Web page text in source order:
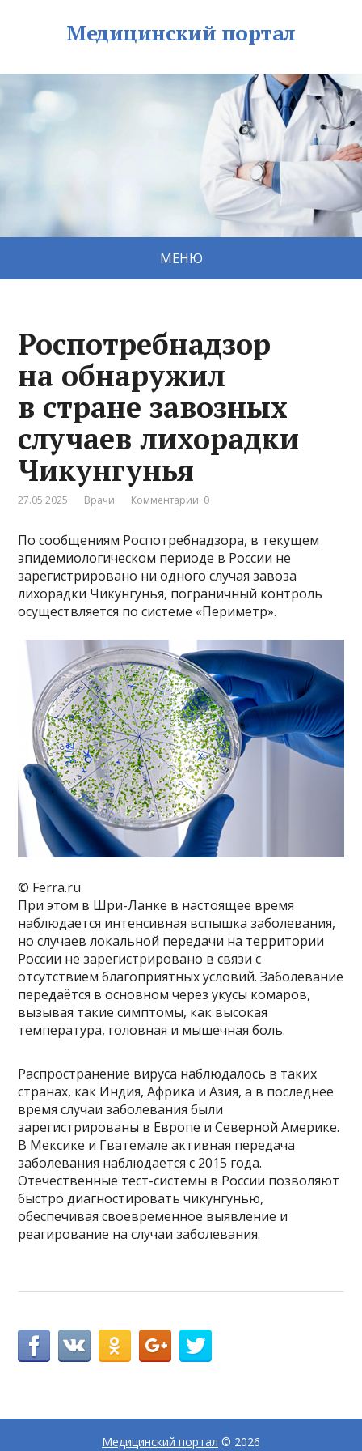
Медицинский портал
МЕНЮ
Роспотребнадзор
на обнаружил
в стране завозных
случаев лихорадки
Чикунгунья
27.05.2025 Врачи Комментарии: 0
По сообщениям Роспотребнадзора, в текущем
эпидемиологическом периоде в России не
зарегистрировано ни одного случая завоза
лихорадки Чикунгунья, пограничный контроль
осуществляется по системе «Периметр».
© Ferra.ru
При этом в Шри-Ланке в настоящее время
наблюдается интенсивная вспышка заболевания,
но случаев локальной передачи на территории
России не зарегистрировано в связи с
отсутствием благоприятных условий. Заболевание
передаётся в основном через укусы комаров,
вызывая такие симптомы, как высокая
температура, головная и мышечная боль.
Распространение вируса наблюдалось в таких
странах, как Индия, Африка и Азия, а в последнее
время случаи заболевания были
зарегистрированы в Европе и Северной Америке.
В Мексике и Гватемале активная передача
заболевания наблюдается с 2015 года.
Отечественные тест-системы в России позволяют
быстро диагностировать чикунгунью,
обеспечивая своевременное выявление и
реагирование на случаи заболевания.
Медицинский портал © 2026